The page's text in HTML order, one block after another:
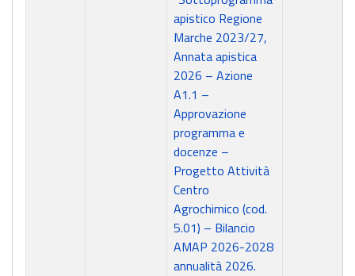
apistico Regione
Marche 2023/27,
Annata apistica
2026 – Azione
A1.1 –
Approvazione
programma e
docenze –
Progetto Attività
Centro
Agrochimico (cod.
5.01) – Bilancio
AMAP 2026-2028
annualità 2026.